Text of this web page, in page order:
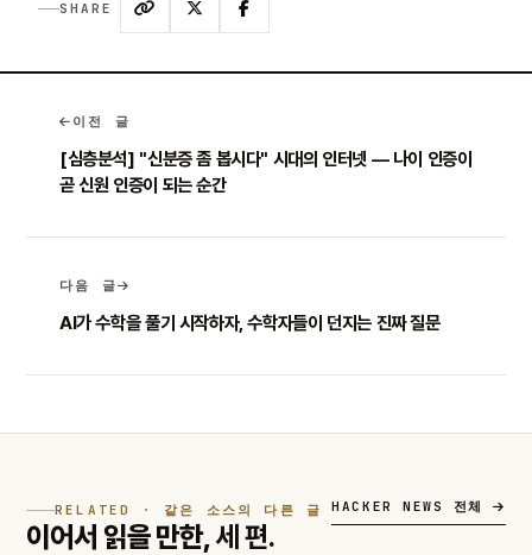
SHARE
이전 글
[심층분석] "신분증 좀 봅시다" 시대의 인터넷 — 나이 인증이
곧 신원 인증이 되는 순간
다음 글
AI가 수학을 풀기 시작하자, 수학자들이 던지는 진짜 질문
RELATED · 같은 소스의 다른 글
이어서 읽을 만한,세 편.
HACKER NEWS 전체